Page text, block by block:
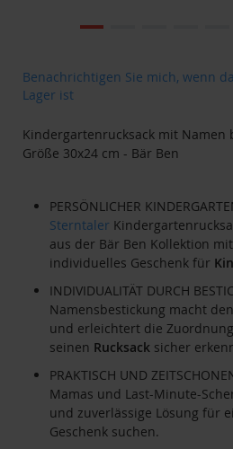
Benachrichtigen Sie mich, wenn
Lager ist
Kindergartenrucksack mit Namen
Größe 30x24 cm - Bär Ben
PERSÖNLICHER
Sterntaler
aus der Bär Ben Kollektion
individuelles Geschenk für
INDIVIDUALITÄT DURCH
Namensbestickung macht den
und erleichtert die
seinen Rucksack sicher
PRAKTISCH UND
Mamas und Last-Minute-
und zuverlässige Lösung für
Geschenk suchen.
springen
Anfang
der
springen